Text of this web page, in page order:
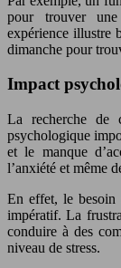
pour trouver une
expérience illustre
dimanche pour
Impact
La recherche de
psychologique
et le manque
l’anxiété et même
En effet, le besoin
impératif. La
conduire à des
niveau de stress.